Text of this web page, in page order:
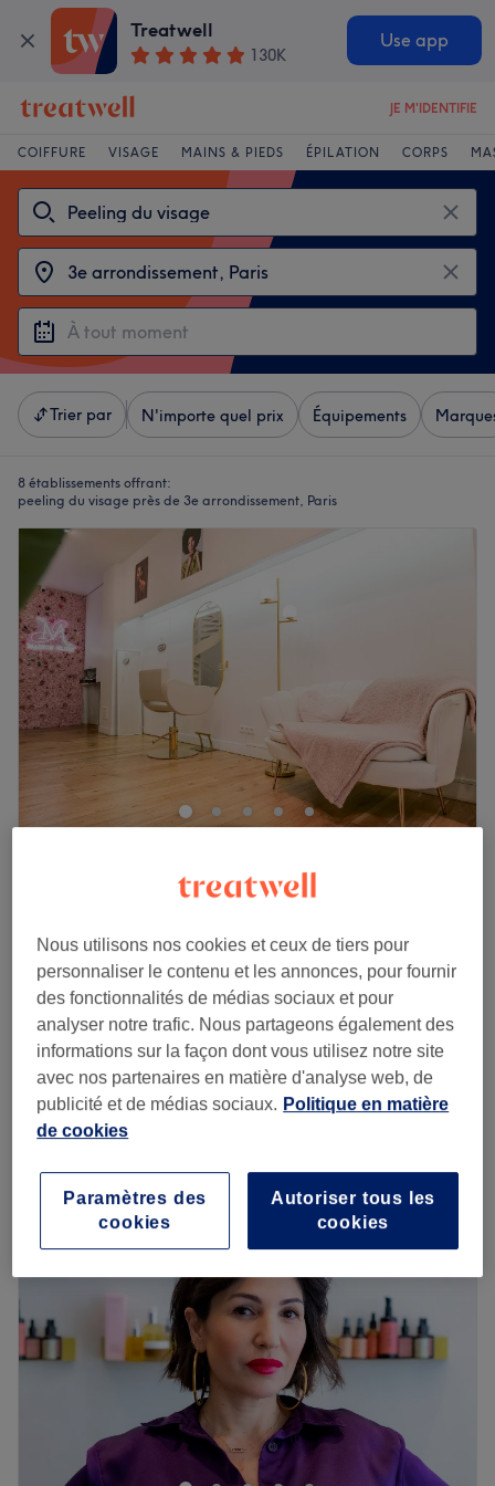
Treatwell
130K
Use app
JE M'IDENTIFIE
COIFFURE VISAGE MAINS & PIEDS ÉPILATION CORPS
Trier par N'importe quel prix Équipements
8 établissements offrant:
peeling du visage près de 3e arrondissement, Paris
1179 avis
3e arrondissement, Paris
Montrer sur la carte
peaux sauf peau sensible)
1 h - 1 h 15 min
à partir de
Peeling Hydrabrasion Guinot
(uniquement pour peau sensible /
peau fine)
1 h - 1 h 15 min
à partir de 75 €
Je veux en savoir plus
Lundi 09:30–20:30
09:30–
–20:30
Samedi
10:00–20:30
Dimanche
10:00 –21:30
Maison Glory est un salon de coiffure situé dans le 3ème
arrondissement de Paris, dans le quartier République à
proximité de la station de métro éponyme.
Nous utilisons nos cookies et ceux de tiers pour
personnaliser le contenu et les annonces, pour fournir
des fonctionnalités de médias sociaux et pour
analyser notre trafic. Nous partageons également des
informations sur la façon dont vous utilisez notre site
avec nos partenaires en matière d'analyse web, de
publicité et de médias sociaux. Politique en matière
de cookies
Autoriser tous les
cookies
Paramètres des
cookies